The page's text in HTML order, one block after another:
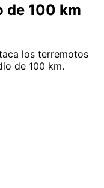
de 100 km
los terremotos
de 100 km.